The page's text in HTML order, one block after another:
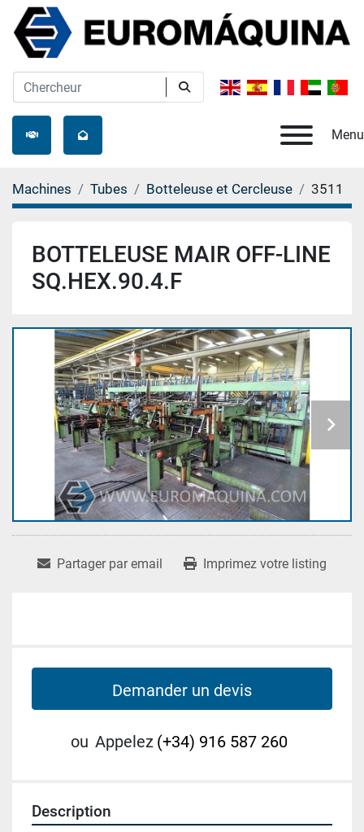
Menu
Machines Tubes Botteleuse et Cercleuse 3511
BOTTELEUSE MAIR OFF-LINE
SQ.HEX.90.4.F
Partager par email Imprimez votre listing
Demander un devis
ou Appelez (+34) 916 587 260
Description